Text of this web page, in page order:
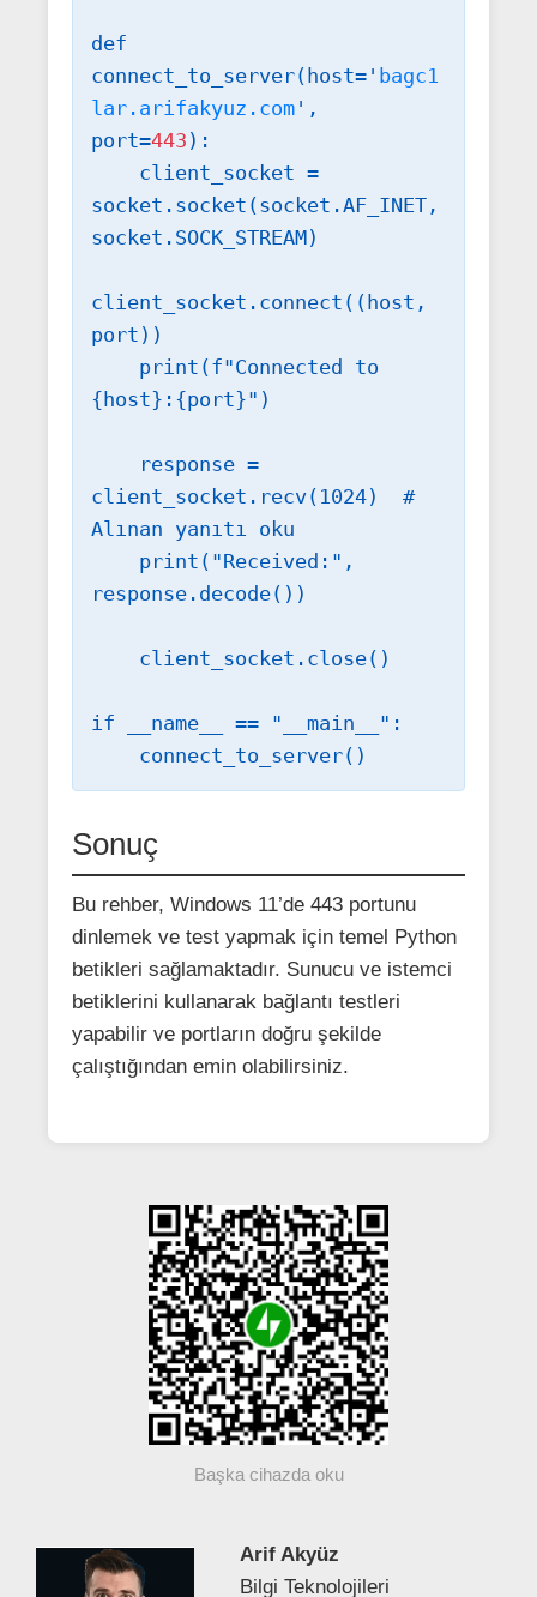
def
connect_to_server(host=' bagc1
lar.arifakyuz.com',
port=443 ):
socket.socket(socket.AF_INET,
socket.SOCK_STREAM)
client_socket.connect((host,
port))
{host}:{port}")
client_socket.recv(1024)  #
Alınan yanıtı oku
response.decode())
if __name__ == "__main__":
    connect_to_server()
Sonuç
Bu rehber, Windows 11’de 443 portunu
dinlemek ve test yapmak için temel Python
betikleri sağlamaktadır. Sunucu ve istemci
betiklerini kullanarak bağlantı testleri
yapabilir ve portların doğru şekilde
çalıştığından emin olabilirsiniz.
Başka cihazda oku
Arif Akyüz
Bilgi Teknolojileri